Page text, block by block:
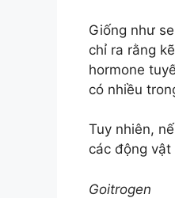
Giống như
chỉ ra rằng
hormone
có nhiều
Tuy nhiên,
các động
Goitrogen